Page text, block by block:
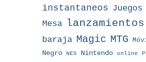
instantaneos Juegos
Mesa
lanzamientos
baraja Magic MTG
Negro
NES Nintendo online